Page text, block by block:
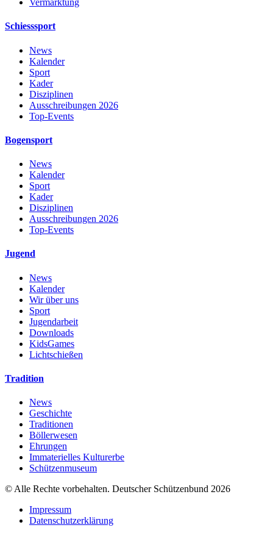
Vermarktung
Schiesssport
News
Kalender
Sport
Kader
Disziplinen
Ausschreibungen 2026
Top-Events
Bogensport
News
Kalender
Sport
Kader
Disziplinen
Ausschreibungen 2026
Top-Events
Jugend
News
Kalender
Wir über uns
Sport
Jugendarbeit
Downloads
KidsGames
Lichtschießen
Tradition
News
Geschichte
Traditionen
Böllerwesen
Ehrungen
Immaterielles Kulturerbe
Schützenmuseum
© Alle Rechte vorbehalten. Deutscher Schützenbund 2026
Impressum
Datenschutzerklärung